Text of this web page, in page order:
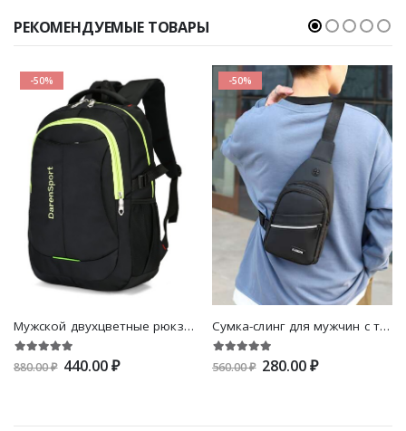
РЕКОМЕНДУЕМЫЕ ТОВАРЫ
-50%
Мужской двухцветные рюкзак
880.00 ₽ 440.00 ₽
-50%
Сумка-слинг для мужчин с текстовым рисунком
560.00 ₽ 280.00 ₽